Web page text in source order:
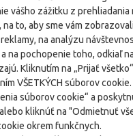
vášho zážitku z prehliadania
na to, aby sme vám
na analýzu
na pochopenie toho, odkiaľ
Kliknutím na „Prijať
VŠETKÝCH súborov
súborov cookie“ a
kliknúť na "Odmietnuť
okrem funkčnych.